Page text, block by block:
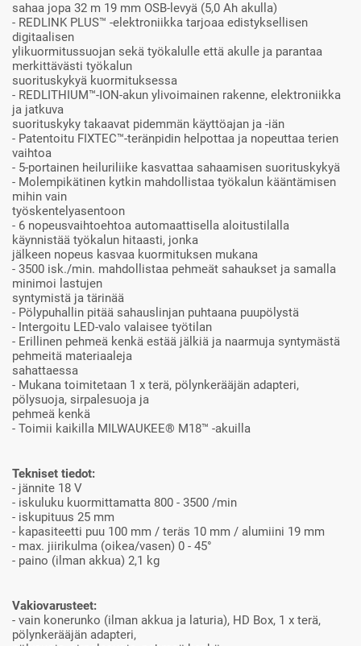
sahaa jopa 32 m 19 mm OSB-levyä (5,0 Ah akulla)
- REDLINK PLUS™ -elektroniikka tarjoaa edistyksellisen
digitaalisen
ylikuormitussuojan sekä työkalulle että akulle ja parantaa
merkittävästi työkalun
suorituskykyä kuormituksessa
- REDLITHIUM™-ION-akun ylivoimainen rakenne, elektroniikka
ja jatkuva
suorituskyky takaavat pidemmän käyttöajan ja -iän
- Patentoitu FIXTEC™-teränpidin helpottaa ja nopeuttaa terien
vaihtoa
- 5-portainen heiluriliike kasvattaa sahaamisen suorituskykyä
- Molempikätinen kytkin mahdollistaa työkalun kääntämisen
mihin vain
työskentelyasentoon
- 6 nopeusvaihtoehtoa automaattisella aloitustilalla
käynnistää työkalun hitaasti, jonka
jälkeen nopeus kasvaa kuormituksen mukana
- 3500 isk./min. mahdollistaa pehmeät sahaukset ja samalla
minimoi lastujen
syntymistä ja tärinää
- Pölypuhallin pitää sahauslinjan puhtaana puupölystä
- Intergoitu LED-valo valaisee työtilan
- Erillinen pehmeä kenkä estää jälkiä ja naarmuja syntymästä
pehmeitä materiaaleja
sahattaessa
- Mukana toimitetaan 1 x terä, pölynkerääjän adapteri,
pölysuoja, sirpalesuoja ja
pehmeä kenkä
- Toimii kaikilla MILWAUKEE® M18™ -akuilla
Tekniset tiedot:
- jännite 18 V
- iskuluku kuormittamatta 800 - 3500 /min
- iskupituus 25 mm
- kapasiteetti puu 100 mm / teräs 10 mm / alumiini 19 mm
- max. jiirikulma (oikea/vasen) 0 - 45°
- paino (ilman akkua) 2,1 kg
Vakiovarusteet:
- vain konerunko (ilman akkua ja laturia), HD Box, 1 x terä,
pölynkerääjän adapteri,